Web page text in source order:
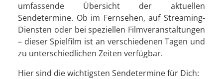
umfassende Übersicht der aktuellen
Sendetermine. Ob im Fernsehen, auf Streaming-
Diensten oder bei speziellen Filmveranstaltungen
– dieser Spielfilm ist an verschiedenen Tagen und
zu unterschiedlichen Zeiten verfügbar.
Hier sind die wichtigsten Sendetermine für Dich: